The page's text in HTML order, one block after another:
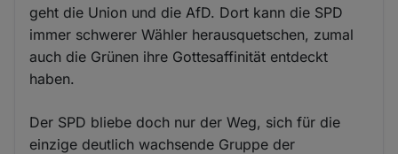
geht die Union und die AfD. Dort kann die SPD
immer schwerer Wähler herausquetschen, zumal
auch die Grünen ihre Gottesaffinität entdeckt
haben.
Der SPD bliebe doch nur der Weg, sich für die
einzige deutlich wachsende Gruppe der